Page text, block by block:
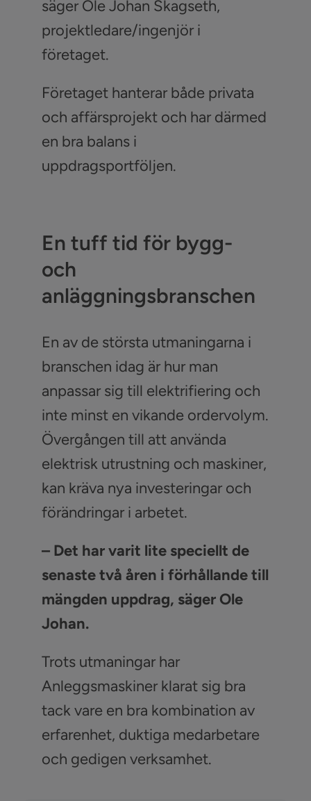
säger Ole Johan Skagseth,
projektledare/ingenjör i
företaget.
Företaget hanterar både privata
och affärsprojekt och har därmed
en bra balans i
uppdragsportföljen.
En tuff tid för bygg-
och
anläggningsbranschen
En av de största utmaningarna i
branschen idag är hur man
anpassar sig till elektrifiering och
inte minst en vikande ordervolym.
Övergången till att använda
elektrisk utrustning och maskiner,
kan kräva nya investeringar och
förändringar i arbetet.
– Det har varit lite speciellt de
senaste två åren i förhållande till
mängden uppdrag, säger Ole
Johan.
Trots utmaningar har
Anleggsmaskiner klarat sig bra
tack vare en bra kombination av
erfarenhet, duktiga medarbetare
och gedigen verksamhet.